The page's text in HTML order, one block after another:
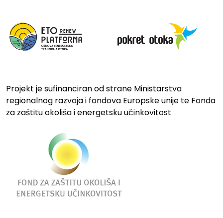
Projekt je sufinanciran od strane Ministarstva
regionalnog razvoja i fondova Europske unije te Fonda
za zaštitu okoliša i energetsku učinkovitost